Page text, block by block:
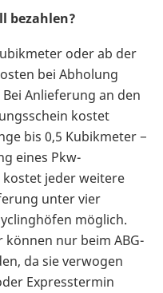
bezahlen?
oder ab der
bei Abholung
Anlieferung an den
kostet
bis 0,5 Kubikmeter −
eines Pkw-
jeder weitere
unter vier
möglich.
nur beim ABG-
da sie verwogen
Expresstermin